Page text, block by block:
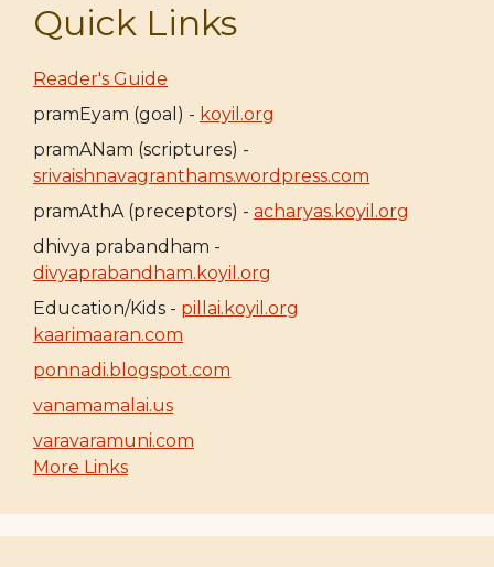
Quick Links
Reader's Guide
pramEyam (goal) - koyil.org
pramANam (scriptures) -
srivaishnavagranthams.wordpress.com
pramAthA (preceptors) - acharyas.koyil.org
dhivya prabandham -
divyaprabandham.koyil.org
Education/Kids - pillai.koyil.org
kaarimaaran.com
ponnadi.blogspot.com
vanamamalai.us
varavaramuni.com
More Links